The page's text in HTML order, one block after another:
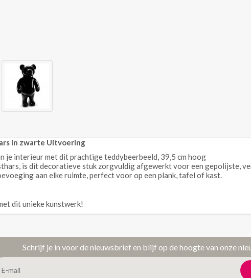
in zwarte Uitvoering
je interieur met dit prachtige teddybeerbeeld, 39,5 cm hoog
is dit decoratieve stuk zorgvuldig afgewerkt voor een gepolijste,
aan elke ruimte, perfect voor op een plank, tafel of kast.
dit unieke kunstwerk!
Schrijf je in voor de nieuwsbrief en blijf op de hoogte van onze